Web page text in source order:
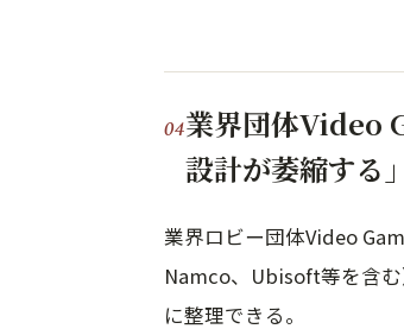
業界団体Video
設計が萎縮する
業界ロビー団体Video
Namco、Ubisoft等を含
に整理できる。